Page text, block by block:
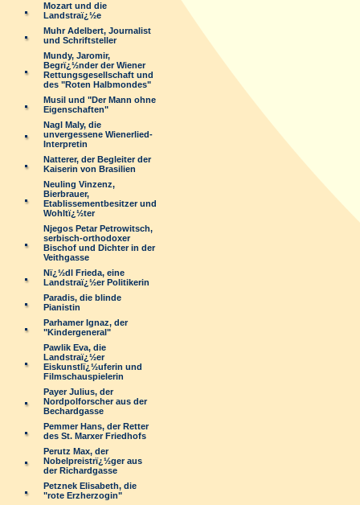
Mozart und die
Landstraï¿½e
Muhr Adelbert, Journalist
und Schriftsteller
Mundy, Jaromir,
Begrï¿½nder der Wiener
Rettungsgesellschaft und
des "Roten Halbmondes"
Musil und "Der Mann ohne
Eigenschaften"
Nagl Maly, die
unvergessene Wienerlied-
Interpretin
Natterer, der Begleiter der
Kaiserin von Brasilien
Neuling Vinzenz,
Bierbrauer,
Etablissementbesitzer und
Wohltï¿½ter
Njegos Petar Petrowitsch,
serbisch-orthodoxer
Bischof und Dichter in der
Veithgasse
Nï¿½dl Frieda, eine
Landstraï¿½er Politikerin
Paradis, die blinde
Pianistin
Parhamer Ignaz, der
"Kindergeneral"
Pawlik Eva, die
Landstraï¿½er
Eiskunstlï¿½uferin und
Filmschauspielerin
Payer Julius, der
Nordpolforscher aus der
Bechardgasse
Pemmer Hans, der Retter
des St. Marxer Friedhofs
Perutz Max, der
Nobelpreistrï¿½ger aus
der Richardgasse
Petznek Elisabeth, die
"rote Erzherzogin"